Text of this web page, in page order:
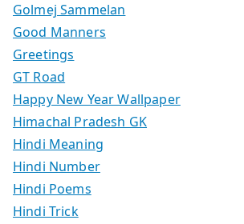
Golmej Sammelan
Good Manners
Greetings
GT Road
Happy New Year Wallpaper
Himachal Pradesh GK
Hindi Meaning
Hindi Number
Hindi Poems
Hindi Trick